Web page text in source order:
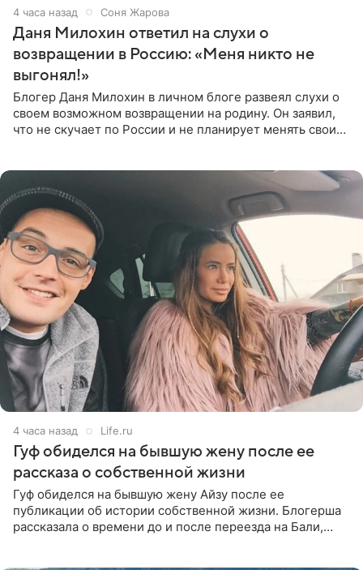
4 часа назад Соня Жарова
Даня Милохин ответил на слухи о
возвращении в Россию: «Меня никто не
выгонял!»
Блогер Даня Милохин в личном блоге развеял слухи о
своем возможном возвращении на родину. Он заявил,
что не скучает по России и не планирует менять свои
4 часа назад Life.ru
Гуф обиделся на бывшую жену после ее
рассказа о собственной жизни
Гуф обиделся на бывшую жену Айзу после ее
публикации об истории собственной жизни. Блогерша
рассказала о времени до и после переезда на Бали,